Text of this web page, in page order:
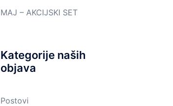
MAJ – AKCIJSKI SET
Kategorije naših
objava
Postovi